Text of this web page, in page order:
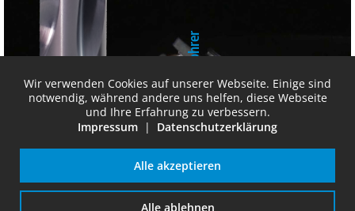
VHM-Stufenbohrer
Wir verwenden Cookies auf unserer Webseite. Einige sind
notwendig, während andere uns helfen, diese Webseite
und Ihre Erfahrung zu verbessern.
Impressum | Datenschutzerklärung
Alle ablehnen
Alle akzeptieren